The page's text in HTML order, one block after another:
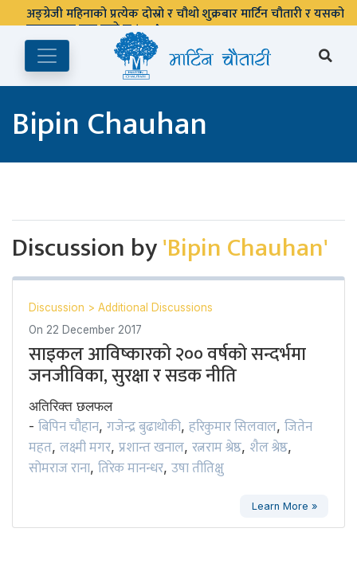
अङ्ग्रेजी महिनाको प्रत्येक दोस्रो र चौथो शुक्रबार मार्टिन चौतारी र यसको
पुस्तकालय बन्द रहने छ ।
Bipin Chauhan
Discussion by'Bipin Chauhan'
Discussion > Additional Discussions
On 22 December 2017
साइकल आविष्कारको २०० वर्षको सन्दर्भमा
जनजीविका, सुरक्षा र सडक नीति
अतिरिक्त छलफल
- बिपिन चौहान, गजेन्द्र बुढाथोकी, हरिकुमार सिलवाल, जितेन
महत, लक्ष्मी मगर, प्रशान्त खनाल, रत्नराम श्रेष्ठ, शैल श्रेष्ठ,
सोमराज राना, तिरेक मानन्धर, उषा तीतिक्षु
Learn More »